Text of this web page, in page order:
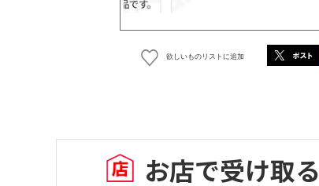
欲しいものリストに追加
お店で受け取る